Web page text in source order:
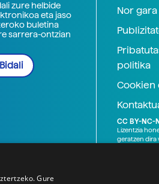
zure helbide
eta jaso
buletina
sarrera-ontzian
Bidali
Nor gara
politika
Cookien
CC BY-NC-
Lizentzia
geratzen dira
Gure